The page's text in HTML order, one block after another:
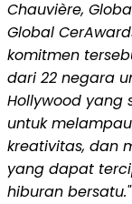
Chauvière,
Global
komitmen
dari 22 negara
Hollywood yang
untuk
kreativitas, dan
yang dapat
hiburan bersatu."